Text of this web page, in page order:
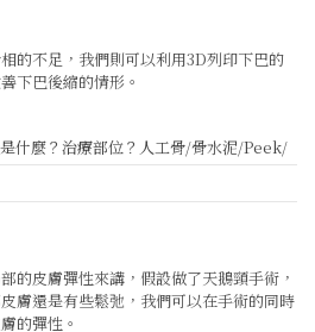
的不足，我們則可以利用3D列印下巴的
下巴後縮的情形。
什麼？治療部位？人工骨/骨水泥/Peek/
的皮膚彈性來講，假設做了天鵝頸手術，
膚還是有些鬆弛，我們可以在手術的同時
的彈性。